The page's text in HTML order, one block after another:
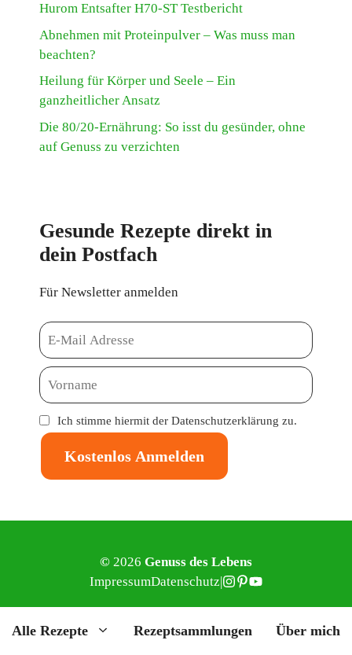
Hurom Entsafter H70-ST Testbericht
Abnehmen mit Proteinpulver – Was muss man
beachten?
Heilung für Körper und Seele – Ein
ganzheitlicher Ansatz
Die 80/20-Ernährung: So isst du gesünder, ohne
auf Genuss zu verzichten
Gesunde Rezepte direkt in
dein Postfach
Für Newsletter anmelden
Ich stimme hiermit der Datenschutzerklärung zu.
Kostenlos Anmelden
© 2026 Genuss des Lebens
ImpressumDatenschutz|
Alle Rezepte Rezeptsammlungen Über mich